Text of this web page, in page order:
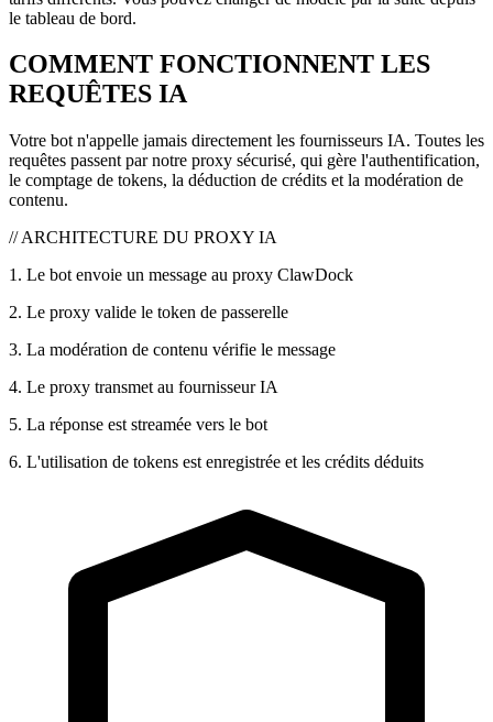
le tableau de bord.
COMMENT FONCTIONNENT LES
REQUÊTES IA
Votre bot n'appelle jamais directement les fournisseurs IA. Toutes les
requêtes passent par notre proxy sécurisé, qui gère l'authentification,
le comptage de tokens, la déduction de crédits et la modération de
contenu.
// ARCHITECTURE DU PROXY IA
1 . Le bot envoie un message au proxy ClawDock
2. Le proxy valide le token de passerelle
3. La modération de contenu vérifie le message
4. Le proxy transmet au fournisseur IA
5. La réponse est streamée vers le bot
6. L'utilisation de tokens est enregistrée et les crédits déduits